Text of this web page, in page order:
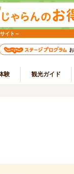
イト～
験 観光ガイド